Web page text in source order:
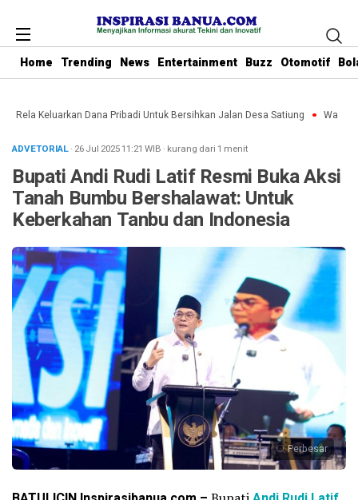
Home Trending News Entertainment Buzz Otomotif
Rela Keluarkan Dana Pribadi Untuk Bersihkan Jalan Desa Satiung Waket
ADVETORIAL· 26 Jul 202511:21 WIB · kurang dari 1 menit
Bupati Andi Rudi Latif Resmi Buka Aksi
Tanah Bumbu Bershalawat: Untuk
Keberkahan Tanbu dan Indonesia
Perbesar